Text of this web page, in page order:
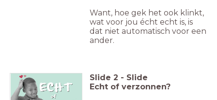
Want, hoe gek het ook klinkt,
wat voor jou écht echt is, is
dat niet automatisch voor een
ander.
Slide 2 - Slide
Echt of verzonnen?